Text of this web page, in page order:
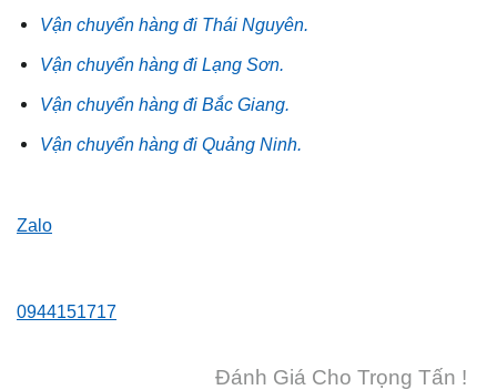
Vận chuyển hàng đi Thái Nguyên.
Vận chuyển hàng đi Lạng Sơn.
Vận chuyển hàng đi Bắc Giang.
Vận chuyển hàng đi Quảng Ninh.
Zalo
0944151717
Đánh Giá Cho Trọng Tấn !